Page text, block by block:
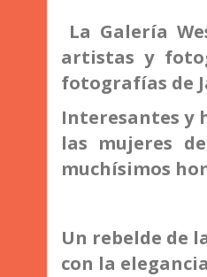
La Galería
artistas y
fotografías de
Interesantes y
las mujeres
muchísimos
Un rebelde de
con la